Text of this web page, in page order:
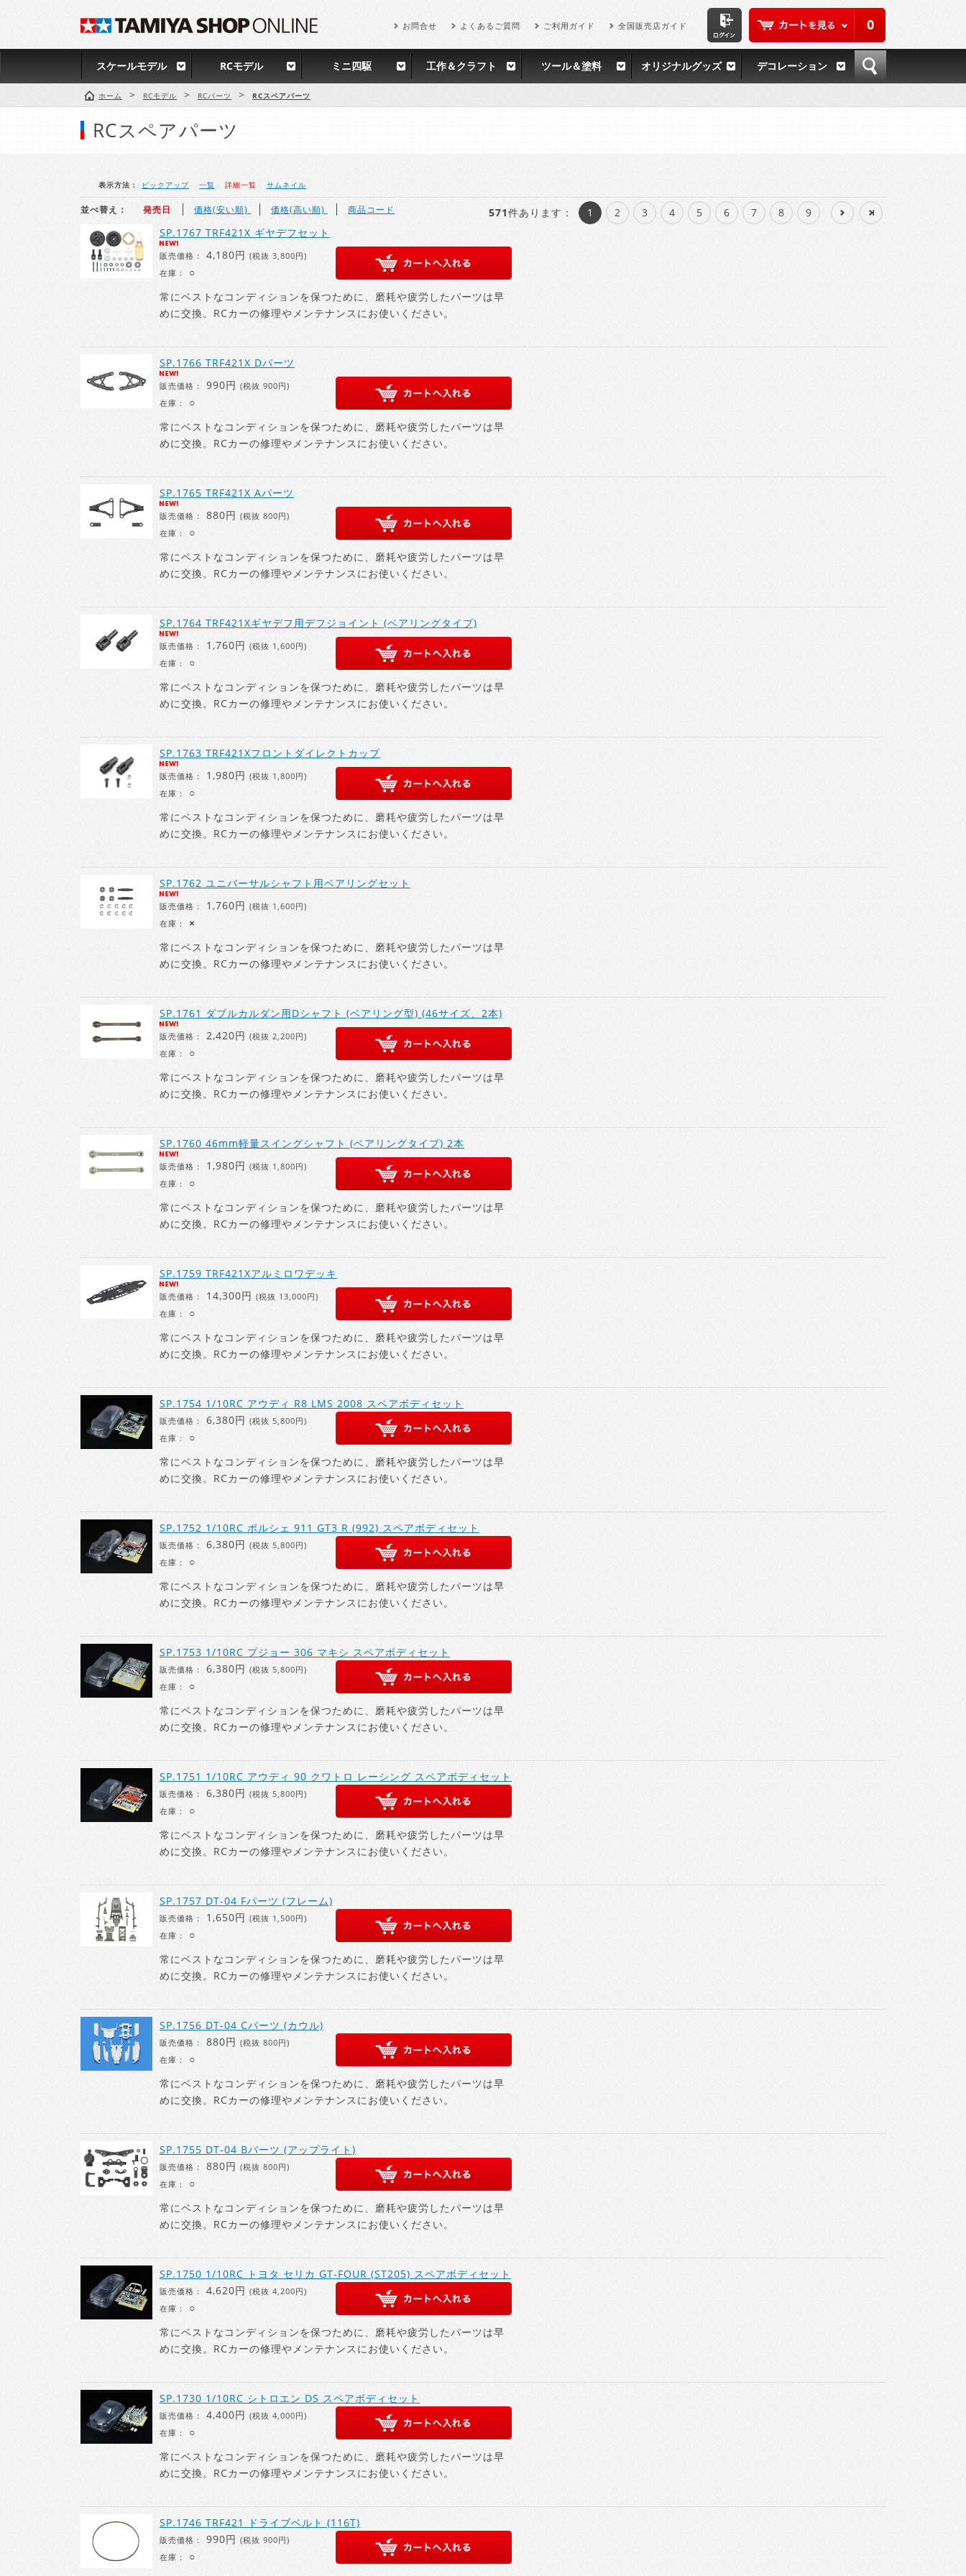
0
お問合せ よくあるご質問 ご利用ガイド 全国販売店ガイド
スケールモデル RCモデル ミニ四駆 工作＆クラフト ツール＆塗料 オリジナルグッズ デコレーション
RCスペアパーツ
ホーム > RCモデル > RCパーツ > RCスペアパーツ
表示方法： ピックアップ 一覧 詳細一覧 サムネイル
並べ替え： 発売日 価格(安い順) 価格(高い順) 商品コード 571件あります ： 1 2 3 4 5 6 7 8
9
SP.1767 TRF421X ギヤデフセット
販売価格： 4,180円 (税抜 3,800円)
在庫：
○
常にベストなコンディションを保つために、磨耗や疲労したパーツは早
めに交換。RCカーの修理やメンテナンスにお使いください。
SP.1766 TRF421X Dパーツ
販売価格： 990円 (税抜 900円)
在庫：
○
常にベストなコンディションを保つために、磨耗や疲労したパーツは早
めに交換。RCカーの修理やメンテナンスにお使いください。
SP.1765 TRF421X Aパーツ
販売価格： 880円 (税抜 800円)
在庫：
○
常にベストなコンディションを保つために、磨耗や疲労したパーツは早
めに交換。RCカーの修理やメンテナンスにお使いください。
SP.1764 TRF421Xギヤデフ用デフジョイント (ベアリングタイプ)
販売価格： 1,760円 (税抜 1,600円)
在庫：
○
常にベストなコンディションを保つために、磨耗や疲労したパーツは早
めに交換。RCカーの修理やメンテナンスにお使いください。
SP.1763 TRF421Xフロントダイレクトカップ
販売価格： 1,980円 (税抜 1,800円)
在庫：
○
常にベストなコンディションを保つために、磨耗や疲労したパーツは早
めに交換。RCカーの修理やメンテナンスにお使いください。
SP.1762 ユニバーサルシャフト用ベアリングセット
販売価格： 1,760円 (税抜 1,600円)
在庫：
×
常にベストなコンディションを保つために、磨耗や疲労したパーツは早
めに交換。RCカーの修理やメンテナンスにお使いください。
SP.1761 ダブルカルダン用Dシャフト (ベアリング型) (46サイズ、2本)
販売価格： 2,420円 (税抜 2,200円)
在庫：
○
常にベストなコンディションを保つために、磨耗や疲労したパーツは早
めに交換。RCカーの修理やメンテナンスにお使いください。
SP.1760 46mm軽量スイングシャフト (ベアリングタイプ) 2本
販売価格： 1,980円 (税抜 1,800円)
在庫：
○
常にベストなコンディションを保つために、磨耗や疲労したパーツは早
めに交換。RCカーの修理やメンテナンスにお使いください。
SP.1759 TRF421Xアルミロワデッキ
販売価格： 14,300円 (税抜 13,000円)
在庫：
○
常にベストなコンディションを保つために、磨耗や疲労したパーツは早
めに交換。RCカーの修理やメンテナンスにお使いください。
SP.1754 1/10RC アウディ R8 LMS 2008 スペアボディセット
販売価格： 6,380円 (税抜 5,800円)
在庫：
○
常にベストなコンディションを保つために、磨耗や疲労したパーツは早
めに交換。RCカーの修理やメンテナンスにお使いください。
SP.1752 1/10RC ポルシェ 911 GT3 R (992) スペアボディセット
販売価格： 6,380円 (税抜 5,800円)
在庫：
○
常にベストなコンディションを保つために、磨耗や疲労したパーツは早
めに交換。RCカーの修理やメンテナンスにお使いください。
SP.1753 1/10RC プジョー 306 マキシ スペアボディセット
販売価格： 6,380円 (税抜 5,800円)
在庫：
○
常にベストなコンディションを保つために、磨耗や疲労したパーツは早
めに交換。RCカーの修理やメンテナンスにお使いください。
SP.1751 1/10RC アウディ 90 クワトロ レーシング スペアボディセット
販売価格： 6,380円 (税抜 5,800円)
在庫：
○
常にベストなコンディションを保つために、磨耗や疲労したパーツは早
めに交換。RCカーの修理やメンテナンスにお使いください。
SP.1757 DT-04 Fパーツ (フレーム)
販売価格： 1,650円 (税抜 1,500円)
在庫：
○
常にベストなコンディションを保つために、磨耗や疲労したパーツは早
めに交換。RCカーの修理やメンテナンスにお使いください。
SP.1756 DT-04 Cパーツ (カウル)
販売価格： 880円 (税抜 800円)
在庫：
○
常にベストなコンディションを保つために、磨耗や疲労したパーツは早
めに交換。RCカーの修理やメンテナンスにお使いください。
SP.1755 DT-04 Bパーツ (アップライト)
販売価格： 880円 (税抜 800円)
在庫：
○
常にベストなコンディションを保つために、磨耗や疲労したパーツは早
めに交換。RCカーの修理やメンテナンスにお使いください。
SP.1750 1/10RC トヨタ セリカ GT-FOUR (ST205) スペアボディセット
販売価格： 4,620円 (税抜 4,200円)
在庫：
○
常にベストなコンディションを保つために、磨耗や疲労したパーツは早
めに交換。RCカーの修理やメンテナンスにお使いください。
SP.1730 1/10RC シトロエン DS スペアボディセット
販売価格： 4,400円 (税抜 4,000円)
在庫：
○
常にベストなコンディションを保つために、磨耗や疲労したパーツは早
めに交換。RCカーの修理やメンテナンスにお使いください。
SP.1746 TRF421 ドライブベルト (116T)
販売価格： 990円 (税抜 900円)
在庫：
○